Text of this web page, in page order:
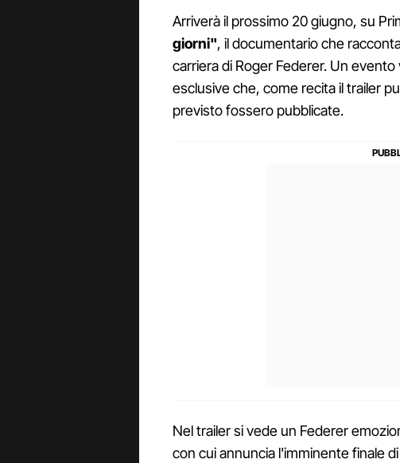
Arriverà il prossimo 20 giugno, su
giorni", il documentario che
carriera di Roger Federer. Un
esclusive che, come recita il trailer
previsto fossero pubblicate.
Nel trailer si vede un Federer
con cui annuncia l'imminente finale